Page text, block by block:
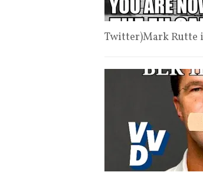
Twitter)Mark Rutte